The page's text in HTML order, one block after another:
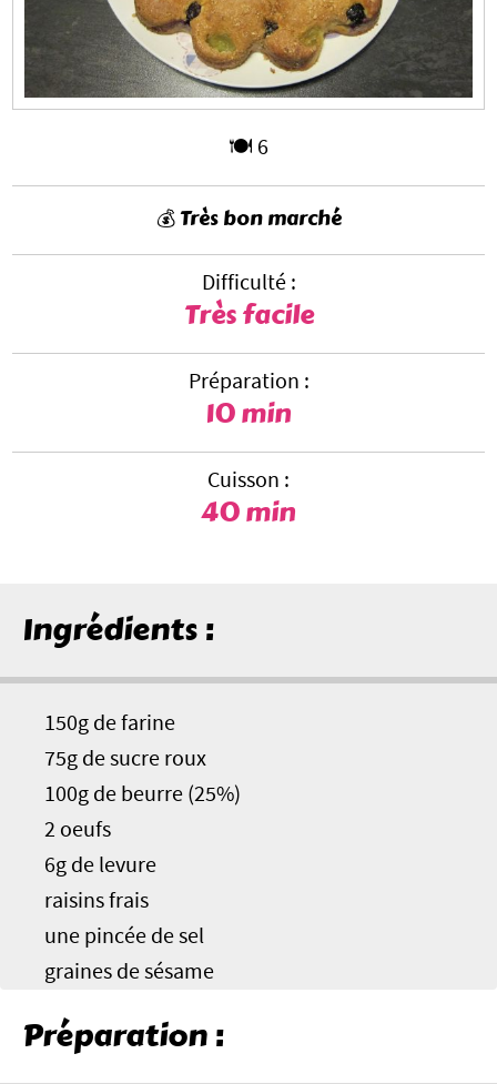
🍽️ 6
💰 Très bon marché
Difficulté :
Très facile
Préparation :
10 min
Cuisson :
40 min
Ingrédients :
150g de farine
75g de sucre roux
100g de beurre (25%)
2 oeufs
6g de levure
raisins frais
une pincée de sel
graines de sésame
Préparation :